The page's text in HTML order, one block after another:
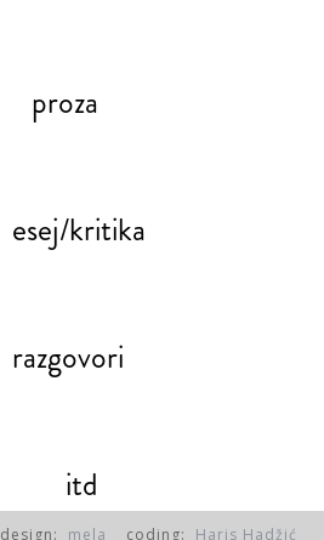
proza
esej/kritika
razgovori
itd
design: mela coding: Haris Hadžić